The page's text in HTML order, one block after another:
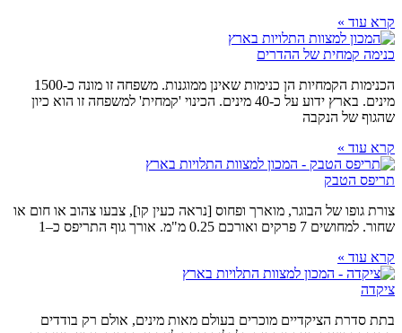
קרא עוד »
כנימה קמחית של ההדרים
הכנימות הקמחיות הן כנימות שאינן ממוגנות. משפחה זו מונה כ-1500
מינים. בארץ ידוע על כ-40 מינים. הכינוי 'קמחית' למשפחה זו הוא כיון
שהגוף של הנקבה
קרא עוד »
תריפס הטבק
צורת גופו של הבוגר, מוארך ופחוס [נראה כעין קו], צבעו צהוב או חום או
שחור. למחושים 7 פרקים ואורכם 0.25 מ"מ. אורך גוף התריפס כ–1
קרא עוד »
ציקדה
בתת סדרת הציקדיים מוכרים בעולם מאות מינים, אולם רק בודדים